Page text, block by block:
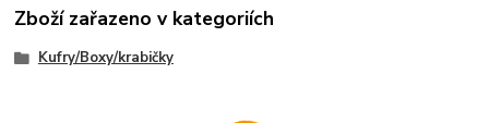
Zboží zařazeno v kategoriích
Kufry/Boxy/krabičky